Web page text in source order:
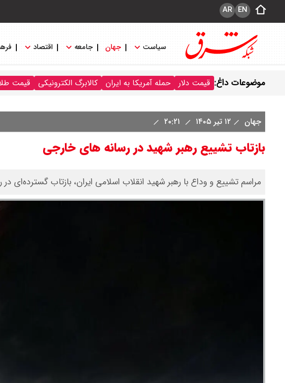
EN
AR
سیاست جهان جامعه اقتصاد
موضوعات داغ: قیمت دلار حمله آمریکا به ایران کالابرگ الکترونیکی قیمت
جهان ۱۲ تیر ۱۴۰۵
بازتاب تشییع رهبر شهید در رسانه های خارجی
مراسم تشییع و وداع با رهبر شهید انقلاب اسلامی ایران، بازتاب گسترده‌ای